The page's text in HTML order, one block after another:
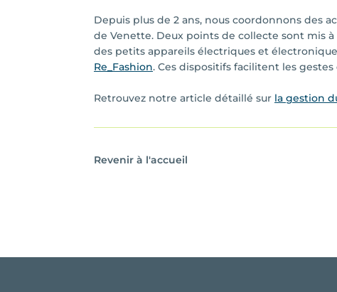
Depuis plus de 2 ans, nous coordonnons des
de Venette. Deux points de collecte sont mis
des petits appareils électriques et
Re_Fashion. Ces dispositifs facilitent les
Retrouvez notre article détaillé sur la gestion
Revenir à l'accueil